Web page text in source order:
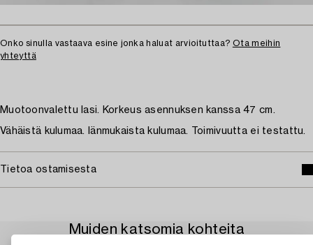
Onko sinulla vastaava esine jonka haluat arvioituttaa? Ota meihin
yhteyttä
Muotoonvalettu lasi. Korkeus asennuksen kanssa 47 cm.
Vähäistä kulumaa. Iänmukaista kulumaa. Toimivuutta ei testattu.
Tietoa ostamisesta
Muiden katsomia kohteita